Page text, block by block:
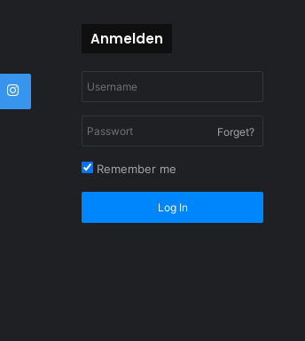
Anmelden
Forget?
Remember me
Log In